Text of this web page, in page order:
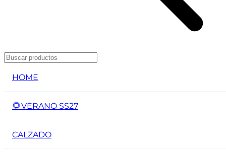
HOME
🌻VERANO SS27
CALZADO